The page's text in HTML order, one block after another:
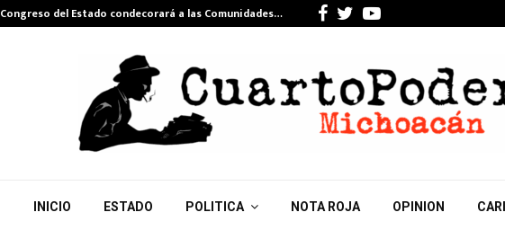
Congreso del Estado condecorará a las Comunidades… Facebook
TwitterYoutube
INICIO ESTADO POLITICA NOTA ROJA OPINION